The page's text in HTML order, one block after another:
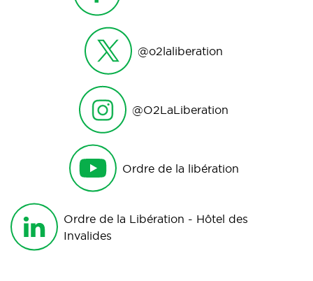
@o2laliberation
@O2LaLiberation
Ordre de la libération
Ordre de la Libération - Hôtel des
Invalides